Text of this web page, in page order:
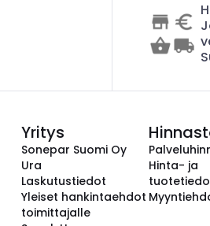
Yritys
Sonepar Suomi Oy
Ura
Laskutustiedot
Yleiset hankintaehdot
toimittajalle
Hinta- ja